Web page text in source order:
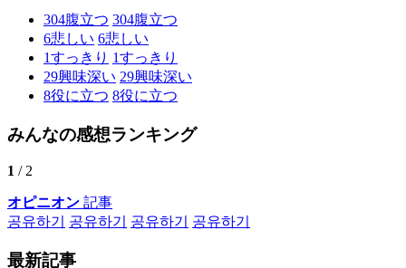
304腹立つ 304腹立つ
6悲しい 6悲しい
1すっきり 1すっきり
29興味深い 29興味深い
8役に立つ 8役に立つ
みんなの感想ランキング
1 / 2
オピニオン 記事
공유하기
공유하기 공유하기 공유하기
最新記事